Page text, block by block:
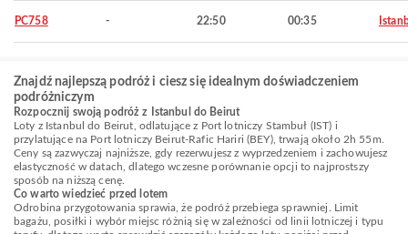
PC758 - 22:50 00:35
Znajdź najlepszą podróż i ciesz się idealnym doświadczeniem
podróżniczym
Rozpocznij swoją podróż z Istanbul do Beirut
Loty z Istanbul do Beirut, odlatujące z Port lotniczy Stambuł (IST) i
przylatujące na Port lotniczy Beirut-Rafic Hariri (BEY), trwają około 2h 55m.
Ceny są zazwyczaj najniższe, gdy rezerwujesz z wyprzedzeniem i zachowujesz
elastyczność w datach, dlatego wczesne porównanie opcji to najprostszy
sposób na niższą cenę.
Co warto wiedzieć przed lotem
Odrobina przygotowania sprawia, że podróż przebiega sprawniej. Limit
bagażu, posiłki i wybór miejsc różnią się w zależności od linii lotniczej i typu